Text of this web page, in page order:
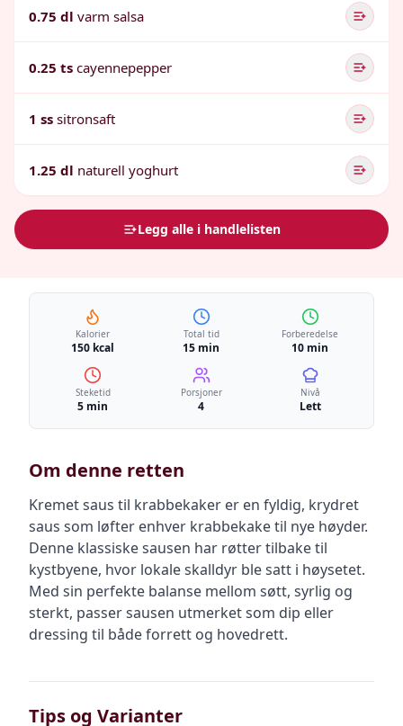
0.75 dl varm salsa
0.25 ts cayennepepper
1 ss sitronsaft
1.25 dl naturell yoghurt
Legg alle i handlelisten
Kalorier
150 kcal
Total tid
15 min
Forberedelse
10 min
Steketid
5 min
Porsjoner
4
Nivå
Lett
Om denne retten
Kremet saus til krabbekaker er en fyldig, krydret
saus som løfter enhver krabbekake til nye høyder.
Denne klassiske sausen har røtter tilbake til
kystbyene, hvor lokale skalldyr ble satt i høysetet.
Med sin perfekte balanse mellom søtt, syrlig og
sterkt, passer sausen utmerket som dip eller
dressing til både forrett og hovedrett.
Tips og Varianter